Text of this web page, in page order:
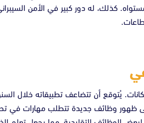
كذلك، له دور كبير في الأمن السيبراني،
يُتوقع أن تتضاعف تطبيقاته خلال
ظهور وظائف جديدة تتطلب مهارات في تحليل